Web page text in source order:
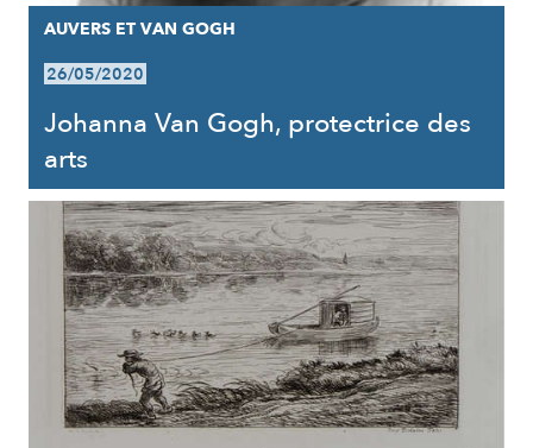
AUVERS ET VAN GOGH
26/05/2020
Johanna Van Gogh, protectrice des
arts